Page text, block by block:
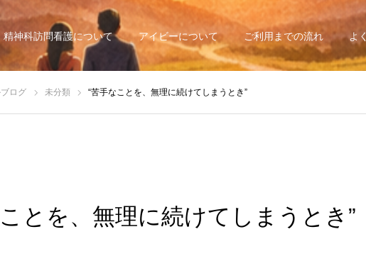
精神科訪問看護について アイビーについて ご利用までの流れ よ
ログ 未分類 “苦手なことを、無理に続けてしまうとき”
とを、無理に続けてしまうとき”